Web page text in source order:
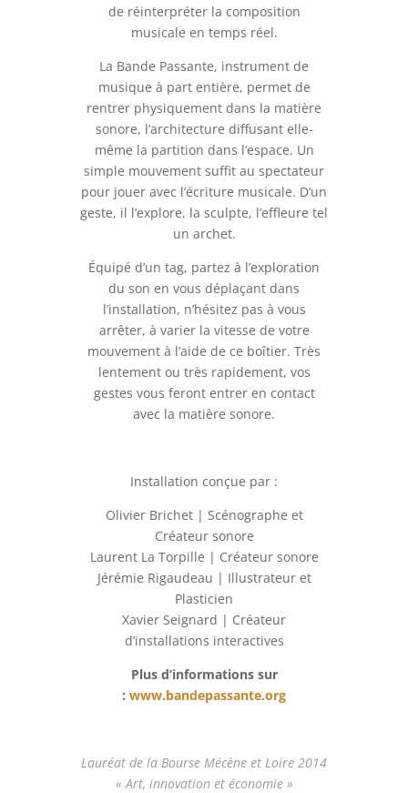
de réinterpréter la composition
musicale en temps réel.
La Bande Passante, instrument de
musique à part entière, permet de
rentrer physiquement dans la matière
sonore, l’architecture diffusant elle-
même la partition dans l’espace. Un
simple mouvement suffit au spectateur
pour jouer avec l’écriture musicale. D‘un
geste, il l’explore, la sculpte, l’effleure tel
un archet.
Équipé d’un tag, partez à l’exploration
du son en vous déplaçant dans
l’installation, n’hésitez pas à vous
arrêter, à varier la vitesse de votre
mouvement à l’aide de ce boîtier. Très
lentement ou très rapidement, vos
gestes vous feront entrer en contact
avec la matière sonore.
Installation conçue par :
Olivier Brichet | Scénographe et
Créateur sonore
Laurent La Torpille | Créateur sonore
Jérémie Rigaudeau | Illustrateur et
Plasticien
Xavier Seignard | Créateur
d’installations interactives
Plus d’informations sur
: www.bandepassante.org
Lauréat de la Bourse Mécène et Loire 2014
« Art, innovation et économie »